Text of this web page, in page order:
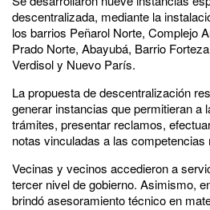
descentralizada, mediante la
los barrios Peñarol Norte, Complejo
Prado Norte, Abayubá, Barrio
Verdisol y Nuevo París.
La propuesta de descentralización
generar instancias que permitieran a
trámites, presentar reclamos,
notas vinculadas a las competencias
Vecinas y vecinos accedieron a
tercer nivel de gobierno. Asimismo,
brindó asesoramiento técnico en